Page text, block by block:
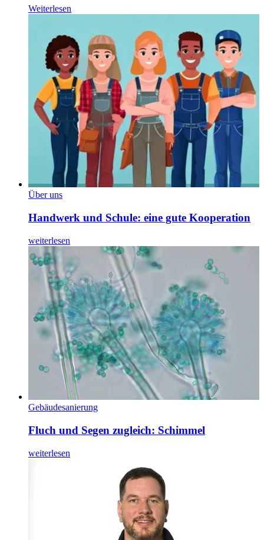
Weiterlesen
Über uns
Handwerk und Schule: eine gute Kooperation
weiterlesen
Gebäudesanierung
Fluch und Segen zugleich: Schimmel
weiterlesen